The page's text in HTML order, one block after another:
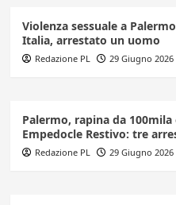
Violenza sessuale a
Italia, arrestato un uomo
Redazione PL 29 Giugno 2026
Palermo, rapina da
Empedocle Restivo: tre
Redazione PL 29 Giugno 2026